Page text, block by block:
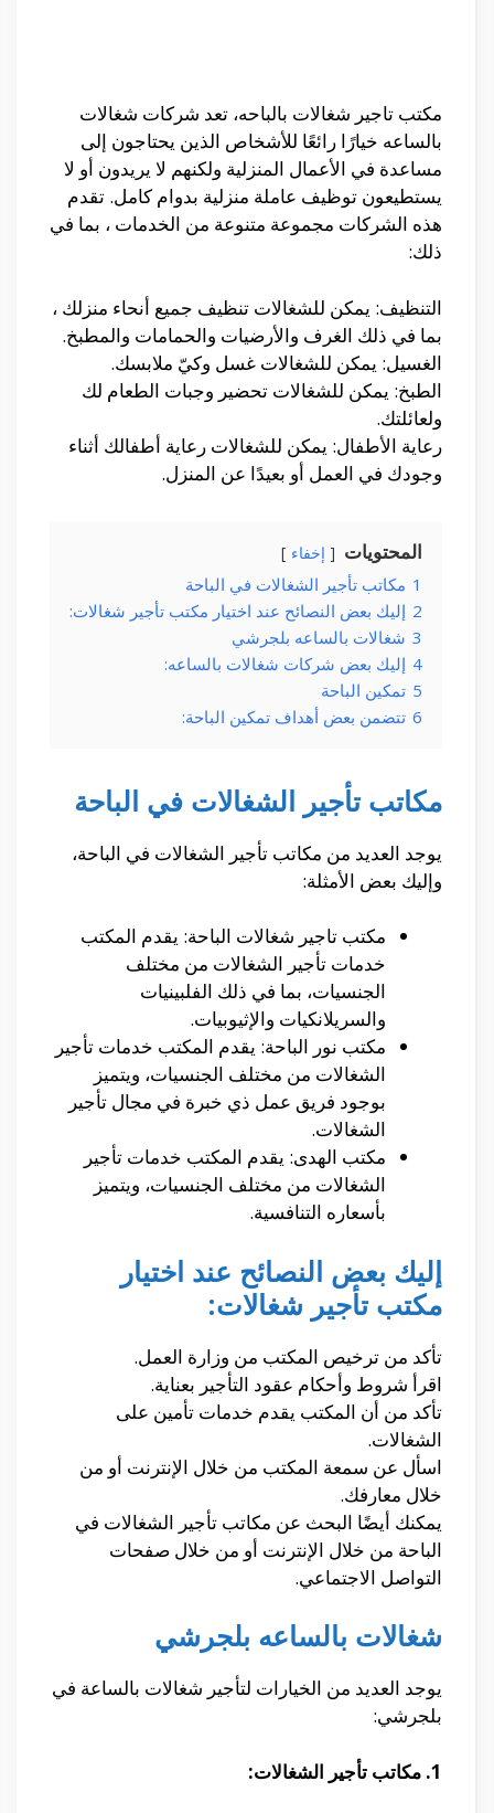
مكتب تاجير شغالات بالباحه، تعد شركات شغالات
بالساعه خيارًا رائعًا للأشخاص الذين يحتاجون إلى
مساعدة في الأعمال المنزلية ولكنهم لا يريدون أو لا
يستطيعون توظيف عاملة منزلية بدوام كامل. تقدم
هذه الشركات مجموعة متنوعة من الخدمات ، بما في
ذلك:
التنظيف: يمكن للشغالات تنظيف جميع أنحاء منزلك ،
بما في ذلك الغرف والأرضيات والحمامات والمطبخ.
الغسيل: يمكن للشغالات غسل وكيّ ملابسك.
الطبخ: يمكن للشغالات تحضير وجبات الطعام لك
ولعائلتك.
رعاية الأطفال: يمكن للشغالات رعاية أطفالك أثناء
وجودك في العمل أو بعيدًا عن المنزل.
المحتويات إخفاء
1 مكاتب تأجير الشغالات في الباحة
2 إليك بعض النصائح عند اختيار مكتب تأجير شغالات:
3 شغالات بالساعه بلجرشي
4 إليك بعض شركات شغالات بالساعه:
5 تمكين الباحة
6 تتضمن بعض أهداف تمكين الباحة:
مكاتب تأجير الشغالات في الباحة
يوجد العديد من مكاتب تأجير الشغالات في الباحة،
وإليك بعض الأمثلة:
مكتب تاجير شغالات الباحة: يقدم المكتب
خدمات تأجير الشغالات من مختلف
الجنسيات، بما في ذلك الفلبينيات
والسريلانكيات والإثيوبيات.
مكتب نور الباحة: يقدم المكتب خدمات تأجير
الشغالات من مختلف الجنسيات، ويتميز
بوجود فريق عمل ذي خبرة في مجال تأجير
الشغالات.
مكتب الهدى: يقدم المكتب خدمات تأجير
الشغالات من مختلف الجنسيات، ويتميز
بأسعاره التنافسية.
إليك بعض النصائح عند اختيار
مكتب تأجير شغالات:
تأكد من ترخيص المكتب من وزارة العمل.
اقرأ شروط وأحكام عقود التأجير بعناية.
تأكد من أن المكتب يقدم خدمات تأمين على
الشغالات.
اسأل عن سمعة المكتب من خلال الإنترنت أو من
خلال معارفك.
يمكنك أيضًا البحث عن مكاتب تأجير الشغالات في
الباحة من خلال الإنترنت أو من خلال صفحات
التواصل الاجتماعي.
شغالات بالساعه بلجرشي
يوجد العديد من الخيارات لتأجير شغالات بالساعة في
بلجرشي:
1. مكاتب تأجير الشغالات: